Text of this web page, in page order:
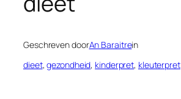
Geschreven doorAn Baraitrein
dieet, gezondheid, kinderpret, kleuterpret